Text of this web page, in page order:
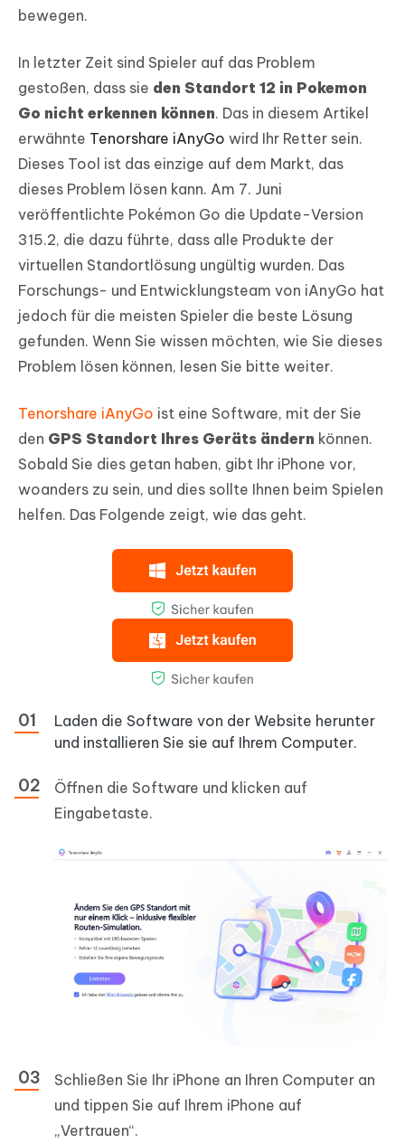
bewegen.
In letzter Zeit sind Spieler auf das Problem
gestoßen, dass sie den Standort 12 in Pokemon
Go nicht erkennen können. Das in diesem Artikel
erwähnte Tenorshare iAnyGo wird Ihr Retter sein.
Dieses Tool ist das einzige auf dem Markt, das
dieses Problem lösen kann. Am 7. Juni
veröffentlichte Pokémon Go die Update-Version
315.2, die dazu führte, dass alle Produkte der
virtuellen Standortlösung ungültig wurden. Das
Forschungs- und Entwicklungsteam von iAnyGo hat
jedoch für die meisten Spieler die beste Lösung
gefunden. Wenn Sie wissen möchten, wie Sie dieses
Problem lösen können, lesen Sie bitte weiter.
Tenorshare iAnyGo ist eine Software, mit der Sie
den GPS Standort Ihres Geräts ändern können.
Sobald Sie dies getan haben, gibt Ihr iPhone vor,
woanders zu sein, und dies sollte Ihnen beim Spielen
helfen. Das Folgende zeigt, wie das geht.
Laden die Software von der Website herunter
und installieren Sie sie auf Ihrem Computer.
Öffnen die Software und klicken auf
Eingabetaste.
Schließen Sie Ihr iPhone an Ihren Computer an
und tippen Sie auf Ihrem iPhone auf
„Vertrauen“.